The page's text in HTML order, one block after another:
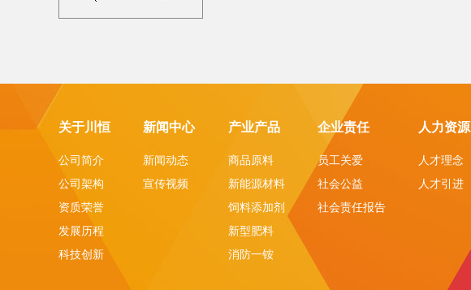
关于川恒
公司简介
公司架构
资质荣誉
发展历程
科技创新
新闻中心
新闻动态
宣传视频
产业产品
商品原料
新能源材料
饲料添加剂
新型肥料
消防一铵
企业责任
员工关爱
社会公益
社会责任报告
人力资源
人才理念
人才引进